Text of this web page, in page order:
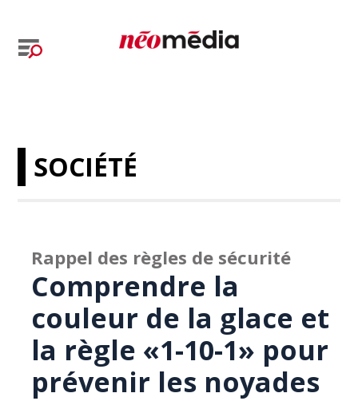
SOCIÉTÉ
Rappel des règles de sécurité
Comprendre la
couleur de la glace et
la règle «1-10-1» pour
prévenir les noyades